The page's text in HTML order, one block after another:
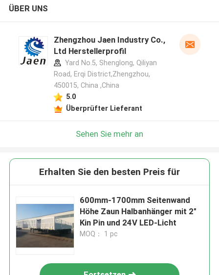
ÜBER UNS
Zhengzhou Jaen Industry Co.,
Ltd Herstellerprofil
Yard No.5, Shenglong, Qiliyan
Road, Erqi District,Zhengzhou,
450015, China ,China
5.0
Überprüfter Lieferant
Sehen Sie mehr an
Erhalten Sie den besten Preis für
600mm-1700mm Seitenwand
Höhe Zaun Halbanhänger mit 2"
Kin Pin und 24V LED-Licht
MOQ： 1 pc